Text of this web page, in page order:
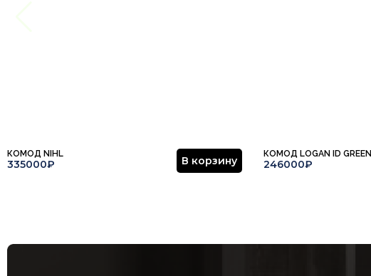
КОМОД NIHL
335000₽ В корзину
КОМОД LOGAN ID GREEN
246000₽